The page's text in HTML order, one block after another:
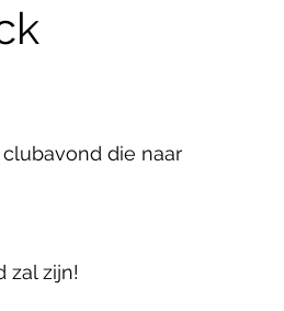
die naar
zal zijn!